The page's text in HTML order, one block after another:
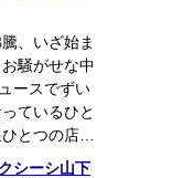
、いざ始ま
騒がせな中
ースでずい
ているひと
とつの店…
シーシ山下